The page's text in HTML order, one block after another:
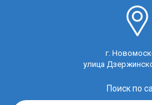
г.
улица
Поиск по